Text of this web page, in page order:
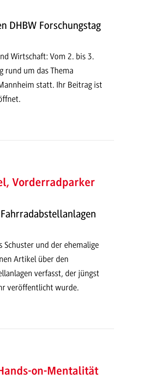
DHBW Forschungstag
Wirtschaft: Vom 2. bis 3.
rund um das Thema
statt. Ihr Beitrag ist
Vorderradparker
Schuster und der ehemalige
Artikel über den
verfasst, der jüngst
veröffentlicht wurde.
on-Mentalität